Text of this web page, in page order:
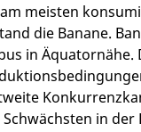
meisten
die Banane.
in Äquatornähe.
Schwächsten in der